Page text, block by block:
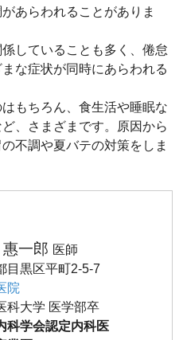
あらわれることがありま
していることも多く、倦怠
な症状が同時にあらわれる
もちろん、食生活や睡眠な
、さまざまです。原因から
不調や夏バテの対策をしま
一郎 医師
目黒区平町2-5-7
院
科大学 医学部卒
科学会認定内科医